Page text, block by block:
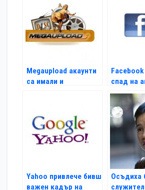
Megaupload акаунти
са имали и
спад на
Yahoo привлече бивш
важен кадър на
Осъдиха